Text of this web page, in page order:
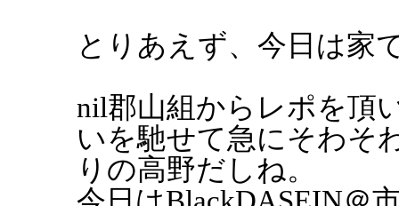
とりあえず、今日は家
nil郡山組からレポを頂
いを馳せて急にそわそ
りの高野だしね。